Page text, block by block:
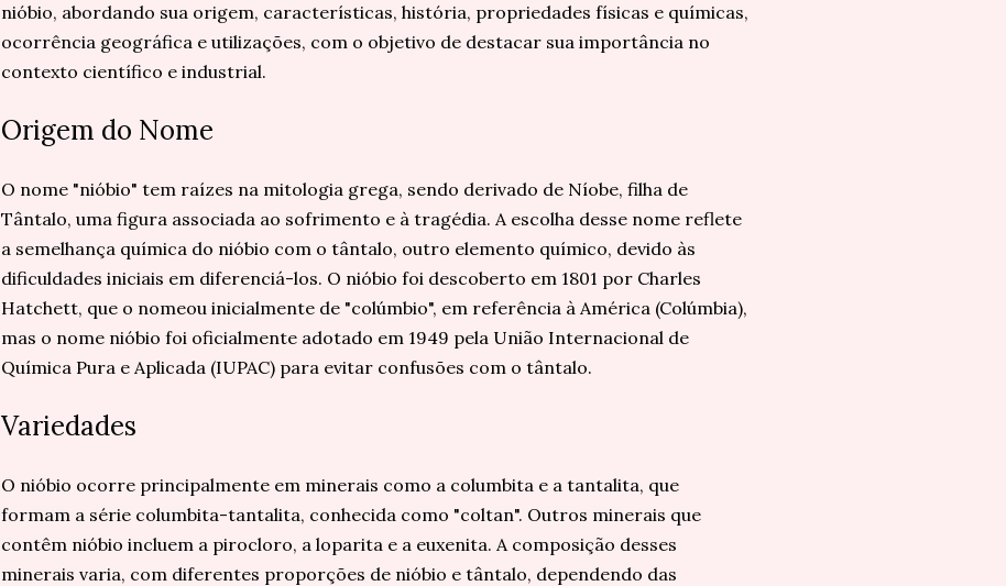
nióbio, abordando sua origem, características, história, propriedades físicas e químicas,
ocorrência geográfica e utilizações, com o objetivo de destacar sua importância no
contexto científico e industrial.
Origem do Nome
O nome "nióbio" tem raízes na mitologia grega, sendo derivado de Níobe, filha de
Tântalo, uma figura associada ao sofrimento e à tragédia. A escolha desse nome reflete
a semelhança química do nióbio com o tântalo, outro elemento químico, devido às
dificuldades iniciais em diferenciá-los. O nióbio foi descoberto em 1801 por Charles
Hatchett, que o nomeou inicialmente de "colúmbio", em referência à América (Colúmbia),
mas o nome nióbio foi oficialmente adotado em 1949 pela União Internacional de
Química Pura e Aplicada (IUPAC) para evitar confusões com o tântalo.
Variedades
O nióbio ocorre principalmente em minerais como a columbita e a tantalita, que
formam a série columbita-tantalita, conhecida como "coltan". Outros minerais que
contêm nióbio incluem a pirocloro, a loparita e a euxenita. A composição desses
minerais varia, com diferentes proporções de nióbio e tântalo, dependendo das